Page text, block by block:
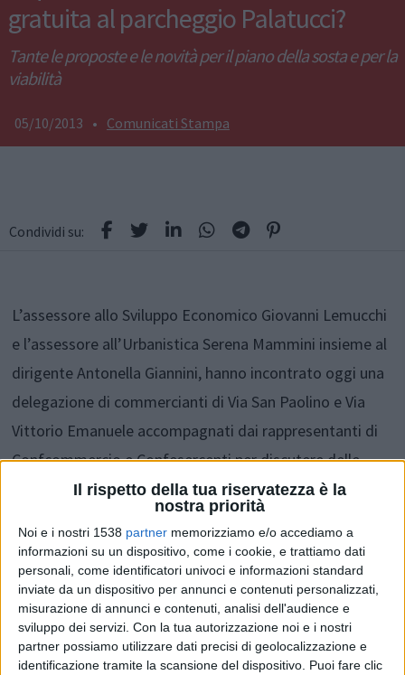
Il rispetto della tua riservatezza è la
nostra priorità
Noi e i nostri 1538 partner memorizziamo e/o accediamo a
informazioni su un dispositivo, come i cookie, e trattiamo dati
personali, come identificatori univoci e informazioni standard
inviate da un dispositivo per annunci e contenuti personalizzati,
misurazione di annunci e contenuti, analisi dell'audience e
sviluppo dei servizi. Con la tua autorizzazione noi e i nostri
partner possiamo utilizzare dati precisi di geolocalizzazione e
identificazione tramite la scansione del dispositivo. Puoi fare clic
gratuita al parcheggio Palatucci?
Tante le proposte e le novità per il piano della sosta e per la
viabilità
05/10/2013 • Comunicati Stampa
Condividi su:
L’assessore allo Sviluppo Economico Giovanni Lemucchi
e l’assessore all’Urbanistica Serena Mammini insieme al
dirigente Antonella Giannini, hanno incontrato oggi una
delegazione di commercianti di Via San Paolino e Via
Vittorio Emanuele accompagnati dai rappresentanti di
Confcommercio e Confesercenti per discutere delle
problematiche createsi con l’inizio dei lavori di
riqualificazione nell’area di Piazzale Verdi.
Sono state discusse le modifiche e le relative criticità
legate allo spostamento del terminal bus del trasporto
pubblico da Piazzale Verdi a Piazzale Boccherini, con la
conseguente perdita degli stalli di sosta a pagamento.